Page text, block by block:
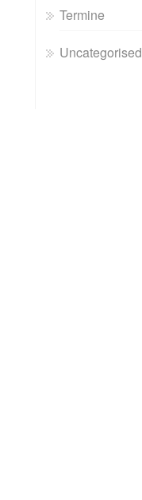
Termine
Uncategorised